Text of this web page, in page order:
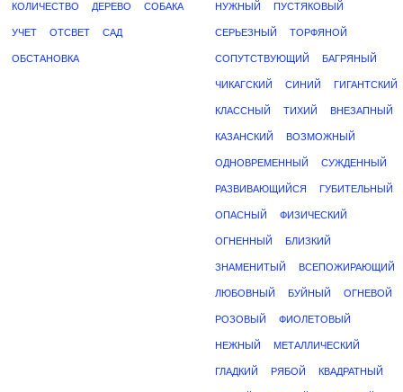
КОЛИЧЕСТВО ДЕРЕВО СОБАКА
УЧЕТ ОТСВЕТ САД
ОБСТАНОВКА
НУЖНЫЙ ПУСТЯКОВЫЙ
СЕРЬЕЗНЫЙ ТОРФЯНОЙ
СОПУТСТВУЮЩИЙ БАГРЯНЫЙ
ЧИКАГСКИЙ СИНИЙ ГИГАНТСКИЙ
КЛАССНЫЙ ТИХИЙ ВНЕЗАПНЫЙ
КАЗАНСКИЙ ВОЗМОЖНЫЙ
ОДНОВРЕМЕННЫЙ СУЖДЕННЫЙ
РАЗВИВАЮЩИЙСЯ ГУБИТЕЛЬНЫЙ
ОПАСНЫЙ ФИЗИЧЕСКИЙ
ОГНЕННЫЙ БЛИЗКИЙ
ЗНАМЕНИТЫЙ ВСЕПОЖИРАЮЩИЙ
ЛЮБОВНЫЙ БУЙНЫЙ ОГНЕВОЙ
РОЗОВЫЙ ФИОЛЕТОВЫЙ
НЕЖНЫЙ МЕТАЛЛИЧЕСКИЙ
ГЛАДКИЙ РЯБОЙ КВАДРАТНЫЙ